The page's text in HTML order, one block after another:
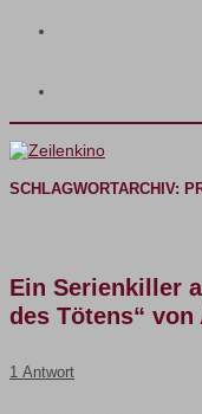
SCHLAGWORTARCHIV:
Ein Serienkiller
des Tötens“
1 Antwort